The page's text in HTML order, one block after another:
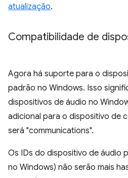
atualização.
Compatibilidade de
Agora há suporte para o
padrão no Windows. Isso
dispositivos de áudio no
adicional para o dispositivo de
será "communications".
Os IDs do dispositivo de áudio
no Windows) não serão mais